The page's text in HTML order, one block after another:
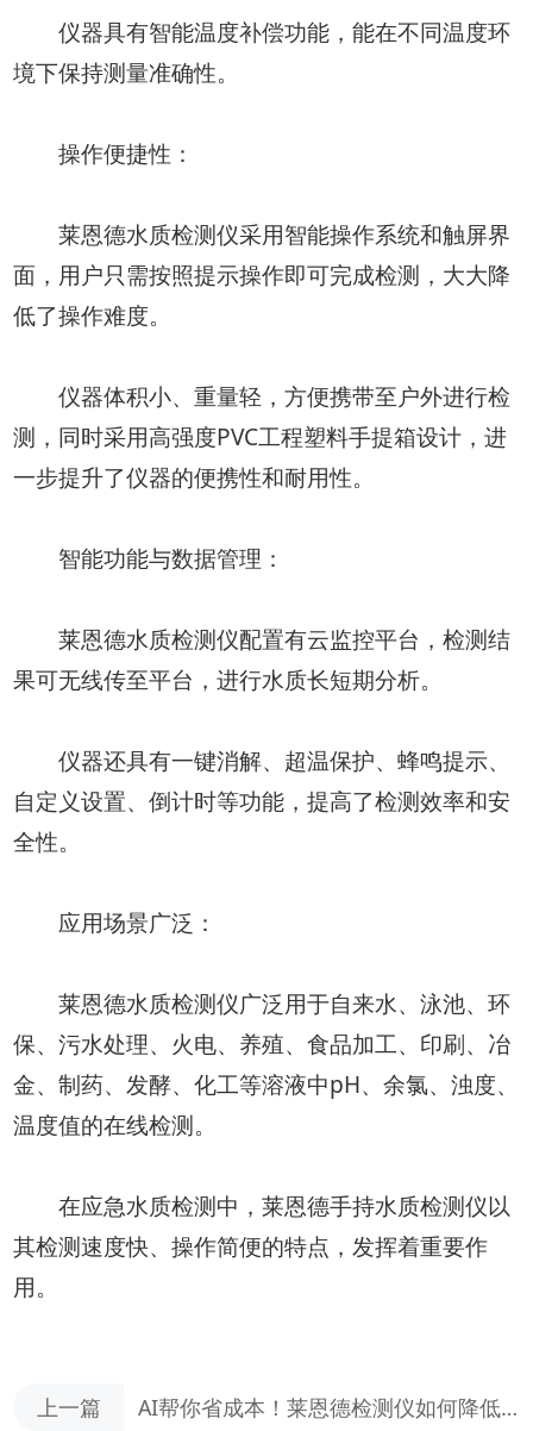
仪器具有智能温度补偿功能，能在不同温度环
境下保持测量准确性。
操作便捷性：
莱恩德水质检测仪采用智能操作系统和触屏界
面，用户只需按照提示操作即可完成检测，大大降
低了操作难度。
仪器体积小、重量轻，方便携带至户外进行检
测，同时采用高强度PVC工程塑料手提箱设计，进
一步提升了仪器的便携性和耐用性。
智能功能与数据管理：
莱恩德水质检测仪配置有云监控平台，检测结
果可无线传至平台，进行水质长短期分析。
仪器还具有一键消解、超温保护、蜂鸣提示、
自定义设置、倒计时等功能，提高了检测效率和安
全性。
应用场景广泛：
莱恩德水质检测仪广泛用于自来水、泳池、环
保、污水处理、火电、养殖、食品加工、印刷、冶
金、制药、发酵、化工等溶液中pH、余氯、浊度、
温度值的在线检测。
在应急水质检测中，莱恩德手持水质检测仪以
其检测速度快、操作简便的特点，发挥着重要作
用。
上一篇
AI帮你省成本！莱恩德检测仪如何降低